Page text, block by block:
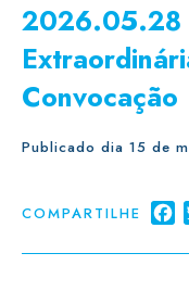
2026.05.28
Convocação
Publicado dia 15 de
COMPARTILHE